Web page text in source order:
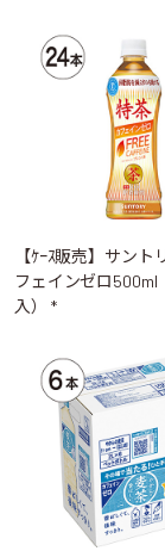
【ｹｰｽ販売】サン
フェインゼロ
入） *